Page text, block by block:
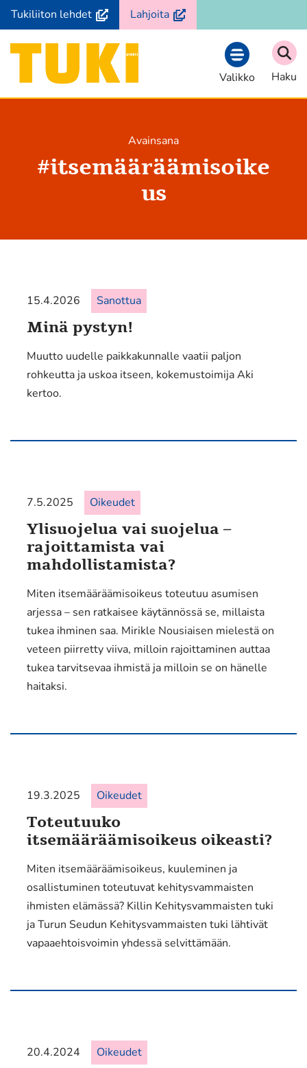
Siirry
sisältöön
Tukiliiton lehdet(avautuu
uuteen
ikkunaan,
siirryt
toiseen
Lahjoita(avautuu
uuteen
Etusivu
Valikko
Haku
Avainsana
#itsemääräämisoike
us
15.4.2026 Sanottua
Minä pystyn!
Muutto uudelle paikkakunnalle vaatii paljon
rohkeutta ja uskoa itseen, kokemustoimija Aki
kertoo.
7.5.2025 Oikeudet
Ylisuojelua vai suojelua –
rajoittamista vai
mahdollistamista?
Miten itsemääräämisoikeus toteutuu asumisen
arjessa – sen ratkaisee käytännössä se, millaista
tukea ihminen saa. Mirikle Nousiaisen mielestä on
veteen piirretty viiva, milloin rajoittaminen auttaa
tukea tarvitsevaa ihmistä ja milloin se on hänelle
haitaksi.
19.3.2025 Oikeudet
Toteutuuko
itsemääräämisoikeus oikeasti?
Miten itsemääräämisoikeus, kuuleminen ja
osallistuminen toteutuvat kehitysvammaisten
ihmisten elämässä? Killin Kehitysvammaisten tuki
ja Turun Seudun Kehitysvammaisten tuki lähtivät
vapaaehtoisvoimin yhdessä selvittämään.
20.4.2024 Oikeudet